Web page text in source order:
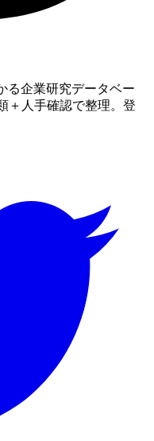
る企業研究データベー
＋人手確認で整理。登